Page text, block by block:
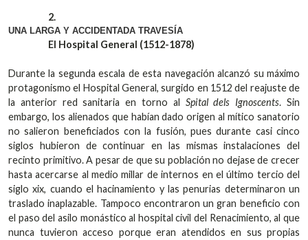
2.
UNA LARGA Y ACCIDENTADA TRAVESÍA
El Hospital General (1512-1878)
Durante la segunda escala de esta navegación alcanzó su máximo
protagonismo el Hospital General, surgido en 1512 del reajuste de
la anterior red sanitaria en torno al Spital dels Ignoscents. Sin
embargo, los alienados que habían dado origen al mítico sanatorio
no salieron beneficiados con la fusión, pues durante casi cinco
siglos hubieron de continuar en las mismas instalaciones del
recinto primitivo. A pesar de que su población no dejase de crecer
hasta acercarse al medio millar de internos en el último tercio del
siglo xix, cuando el hacinamiento y las penurias determinaron un
traslado inaplazable. Tampoco encontraron un gran beneficio con
el paso del asilo monástico al hospital civil del Renacimiento, al que
nunca tuvieron acceso porque eran atendidos en sus propias